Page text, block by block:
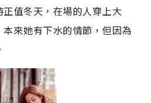
值冬天，在場的人穿上大
來她有下水的情節，但因為